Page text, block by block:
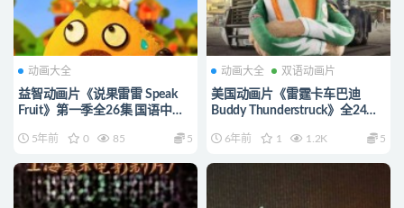
动画大全
益智动画片《说果雷雷 Speak
Fruit》第一季全26集 国语中字
雷雷下载
5年前 0 85 5
动画大全 双语动画片
美国动画片《雷霆卡车巴迪
Buddy Thunderstruck》全24集
1080P/MP4/5.38G 动画片雷霆
6年前 1 1.2K 5